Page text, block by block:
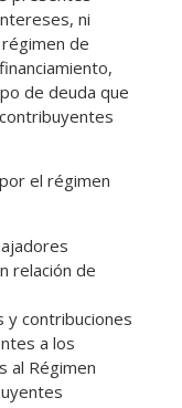
ni
de
de deuda que
el régimen
relación de
y contribuciones
a los
al Régimen